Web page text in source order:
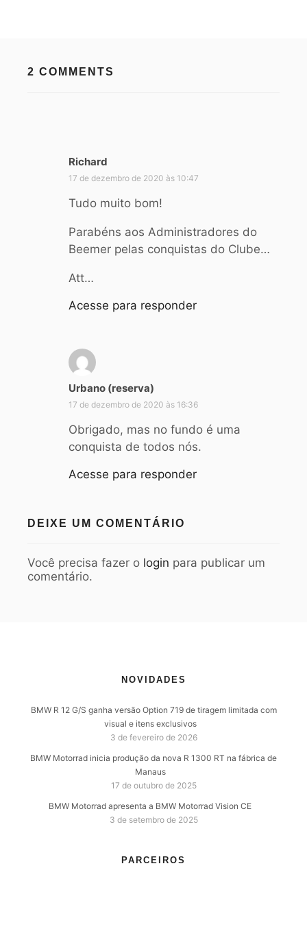
2 COMMENTS
Richard
i
s
:
17 de dezembro de 2020 às 10:47
Tudo muito bom!
Parabéns aos Administradores do
Beemer pelas conquistas do Clube…
Att…
Acesse para responder
Urbano (reserva)
s
e
17 de dezembro de 2020 às 16:36
Obrigado, mas no fundo é uma
conquista de todos nós.
Acesse para responder
DEIXE UM COMENTÁRIO
Você precisa fazer o login para publicar um
comentário.
NOVIDADES
BMW R 12 G/S ganha versão Option 719 de tiragem limitada com
visual e itens exclusivos
3 de fevereiro de 2026
BMW Motorrad inicia produção da nova R 1300 RT na fábrica de
Manaus
17 de outubro de 2025
BMW Motorrad apresenta a BMW Motorrad Vision CE
3 de setembro de 2025
PARCEIROS